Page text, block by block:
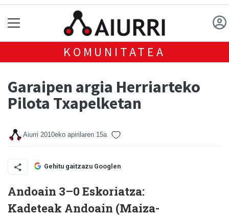
KOMUNITATEA
Garaipen argia Herriarteko
Pilota Txapelketan
Aiurri 2010eko apirilaren 15a
Gehitu gaitzazu Googlen
Andoain 3–0 Eskoriatza:
Kadeteak Andoain (Maiza-